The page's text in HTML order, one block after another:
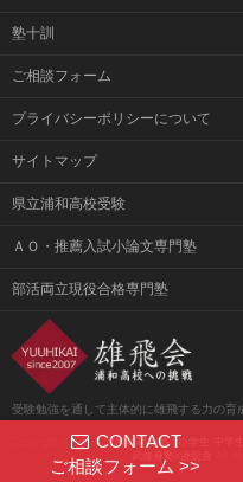
CONTACT
ご相談フォーム >>
塾十訓
ご相談フォーム
プライバシーポリシーについて
サイトマップ
県立浦和高校受験
ＡＯ・推薦入試小論文専門塾
部活両立現役合格専門塾
受験勉強を通して主体的に雄飛する力の育
Copyright (C)2026 北浦和駅の塾 | 小学生 中学